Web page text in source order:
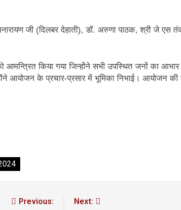
जी (दिलबर देहाती), डॉ. अरुणा पाठक, श्री जे
आमन्त्रित किया गया जिन्होंने सभी उपस्थित जनों का
आयोजन के प्रचार-प्रसार में भूमिका निभाई। आयोजन
Previous:
Next: